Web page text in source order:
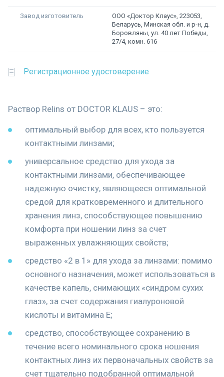
Завод изготовитель
ООО «Доктор Клаус», 223053,
Беларусь, Минская обл. и р-н, д.
Боровляны, ул. 40 лет Победы,
27/4, комн. 616
Регистрационное удостоверение
Раствор Relins от DOCTOR KLAUS – это:
оптимальный выбор для всех, кто пользуется
контактными линзами;
универсальное средство для ухода за
контактными линзами, обеспечивающее
надежную очистку, являющееся оптимальной
средой для кратковременного и длительного
хранения линз, способствующее повышению
комфорта при ношении линз за счет
выраженных увлажняющих свойств;
средство «2 в 1» для ухода за линзами: помимо
основного назначения, может использоваться в
качестве капель, снимающих «синдром сухих
глаз», за счет содержания гиалуроновой
кислоты и витамина E;
средство, способствующее сохранению в
течение всего номинального срока ношения
контактных линз их первоначальных свойств за
счет тщательно подобранной оптимальной